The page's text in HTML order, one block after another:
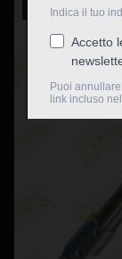
Nuovo